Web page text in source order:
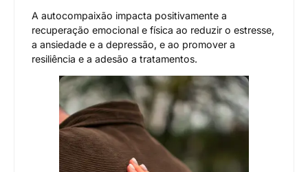
A autocompaixão impacta positivamente a
recuperação emocional e física ao reduzir o estresse,
a ansiedade e a depressão, e ao promover a
resiliência e a adesão a tratamentos.